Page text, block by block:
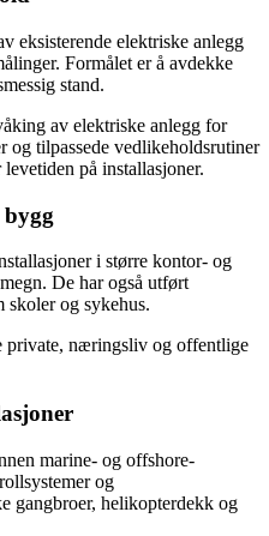
eksisterende elektriske anlegg
Formålet er å avdekke
stand.
av elektriske anlegg for
og tilpassede vedlikeholdsrutiner
på installasjoner.
i større kontor- og
De har også utført
skoler og sykehus.
private, næringsliv og offentlige
marine- og offshore-
og
gangbroer, helikopterdekk og